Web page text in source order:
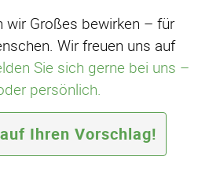
wir Großes bewirken – für
Wir freuen uns auf
Sie sich gerne bei uns –
persönlich.
Ihren Vorschlag!